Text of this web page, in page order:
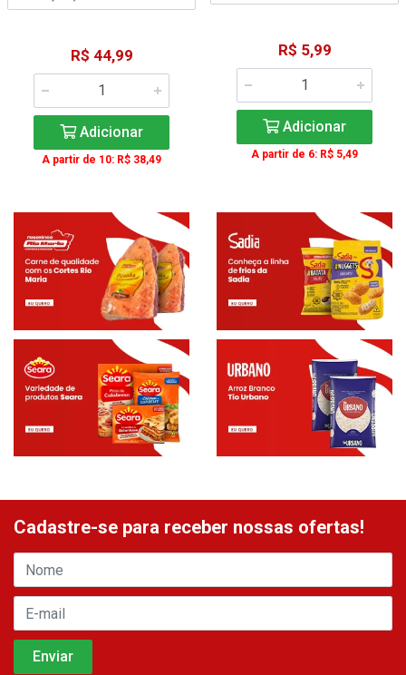
R$ 44,99
Adicionar
A partir de 10: R$ 38,49
R$ 5,99
Adicionar
A partir de 6: R$ 5,49
Cadastre-se para receber nossas ofertas!